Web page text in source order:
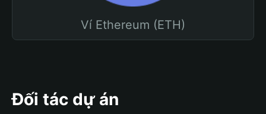
Ví Ethereum (ETH)
Đối tác dự án